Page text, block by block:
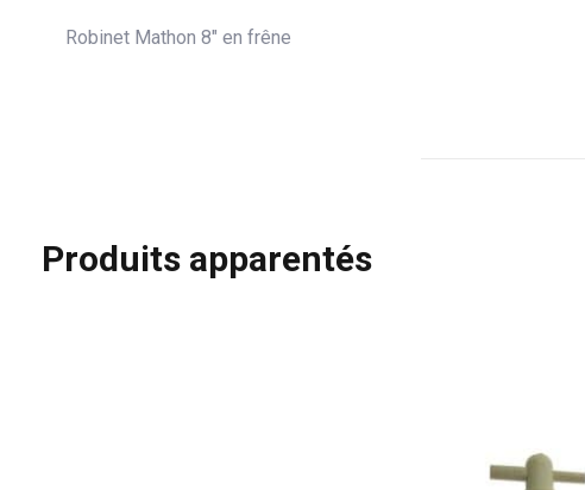
Robinet Mathon 8″ en frêne
Produits apparentés